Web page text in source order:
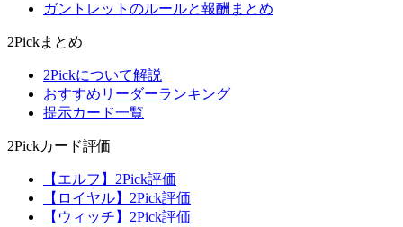
ガントレットのルールと報酬まとめ
2Pickまとめ
2Pickについて解説
おすすめリーダーランキング
提示カード一覧
2Pickカード評価
【エルフ】2Pick評価
【ロイヤル】2Pick評価
【ウィッチ】2Pick評価